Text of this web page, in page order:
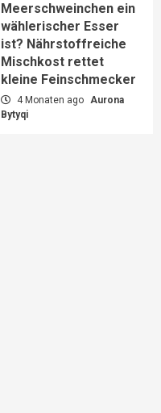
Meerschweinchen ein
wählerischer Esser
ist? Nährstoffreiche
Mischkost rettet
kleine Feinschmecker
4 Monaten ago Aurona
Bytyqi